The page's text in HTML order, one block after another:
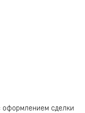
оформлением сделки